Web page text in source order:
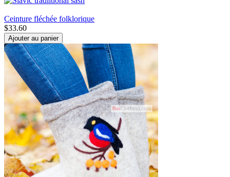
Ceinture fléchée folklorique
$33.60
Ajouter au panier